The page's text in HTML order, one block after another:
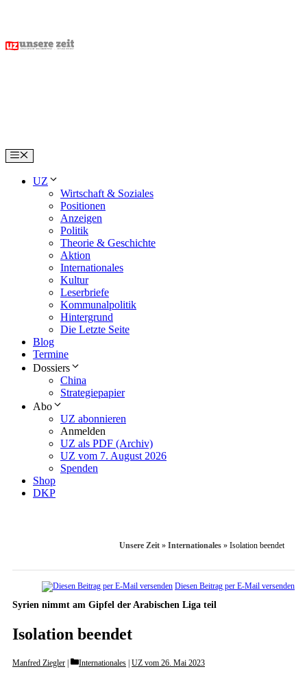
content
Menu
UZ
Wirtschaft & Soziales
Positionen
Anzeigen
Politik
Theorie & Geschichte
Aktion
Internationales
Kultur
Leserbriefe
Kommunalpolitik
Hintergrund
Die Letzte Seite
Blog
Termine
Dossiers
China
Strategiepapier
Abo
UZ abonnieren
Anmelden
UZ als PDF (Archiv)
UZ vom 7. August 2026
Spenden
Shop
DKP
Unsere Zeit » Internationales » Isolation beendet
Diesen Beitrag per E-Mail versenden
Syrien nimmt am Gipfel der Arabischen Liga teil
Isolation beendet
Manfred Ziegler Categories
Internationales UZ vom 26. Mai 2023